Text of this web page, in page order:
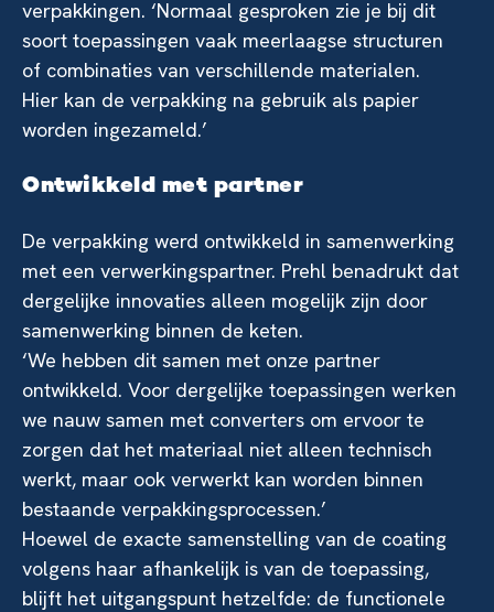
verpakkingen. ‘Normaal gesproken zie je bij dit
soort toepassingen vaak meerlaagse structuren
of combinaties van verschillende materialen.
Hier kan de verpakking na gebruik als papier
worden ingezameld.’
Ontwikkeld met partner
De verpakking werd ontwikkeld in samenwerking
met een verwerkingspartner. Prehl benadrukt dat
dergelijke innovaties alleen mogelijk zijn door
samenwerking binnen de keten.
‘We hebben dit samen met onze partner
ontwikkeld. Voor dergelijke toepassingen werken
we nauw samen met converters om ervoor te
zorgen dat het materiaal niet alleen technisch
werkt, maar ook verwerkt kan worden binnen
bestaande verpakkingsprocessen.’
Hoewel de exacte samenstelling van de coating
volgens haar afhankelijk is van de toepassing,
blijft het uitgangspunt hetzelfde: de functionele